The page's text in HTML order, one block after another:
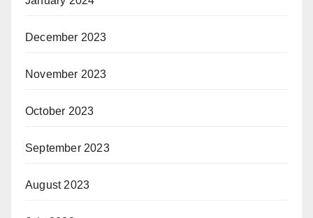
December 2023
November 2023
October 2023
September 2023
August 2023